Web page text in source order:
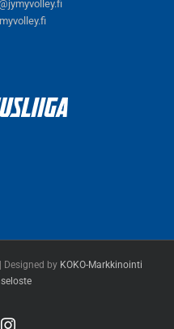
by KOKO-Markkinointi
Instagram